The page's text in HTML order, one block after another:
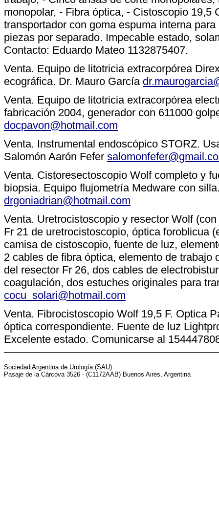
monopolar, - Fibra óptica, - Cistoscopio 19,5
transportador con goma espuma interna
piezas por separado. Impecable estado,
Contacto: Eduardo Mateo 1132875407.
Venta. Equipo de litotricia extracorpórea
ecográfica. Dr. Mauro García
Venta. Equipo de litotricia extracorpórea
fabricación 2004, generador con 611000
docpavon@hotmail.com
Venta. Instrumental endoscópico STORZ.
Salomón Aarón Fefer
Venta. Cistoresectoscopio Wolf completo y
biopsia. Equipo flujometría Medware con
drgoniadrian@hotmail.com
Venta. Uretrocistoscopio y resector Wolf
Fr 21 de uretrocistoscopio, óptica foroblicua
camisa de cistoscopio, fuente de luz,
2 cables de fibra óptica, elemento de trabajo
del resector Fr 26, dos cables de
coagulación, dos estuches originales para
cocu_solari@hotmail.com
Venta. Fibrocistoscopio Wolf 19,5 F. Optica
óptica correspondiente. Fuente de luz
Excelente estado. Comunicarse al
Sociedad Argentina de Urología (SAU)
Pasaje de la Cárcova 3526 - (C1172AAB) Buenos Aires, Argentina